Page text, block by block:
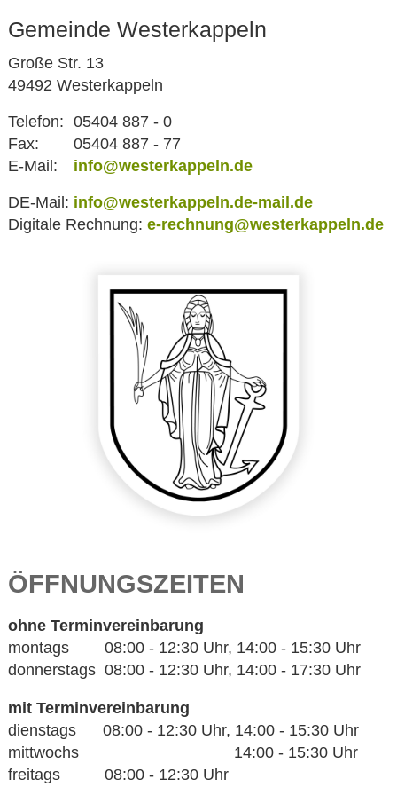
Gemeinde Westerkappeln
Große Str. 13
49492 Westerkappeln
Telefon: 05404 887 - 0
Fax:
05404 887 - 77
E-Mail:
info@westerkappeln.de
DE-Mail: info@westerkappeln.de-mail.de
Digitale Rechnung: e-rechnung@westerkappeln.de
ÖFFNUNGSZEITEN
ohne Terminvereinbarung
montags 08:00 - 12:30 Uhr, 14:00 - 15:30 Uhr
donnerstags 08:00 - 12:30 Uhr, 14:00 - 17:30 Uhr
mit Terminvereinbarung
dienstags 08:00 - 12:30 Uhr, 14:00 - 15:30 Uhr
mittwochs 14:00 - 15:30 Uhr
freitags 08:00 - 12:30 Uhr